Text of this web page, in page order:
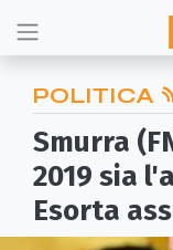
POLITICA
Smurra
2019 sia
Esorta